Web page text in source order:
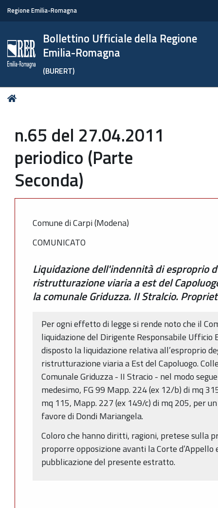
Regione Emilia-Romagna
Bollettino Ufficiale della Regione
Emilia-Romagna
(BURERT)
Tu
n.65 del 27.04.2011
periodico (Parte
Seconda)
Comune di Carpi (Modena)
COMUNICATO
Liquidazione dell'indennità di esproprio
ristrutturazione viaria a est del
la comunale Griduzza. II Stralcio.
Per ogni effetto di legge si rende noto che il
liquidazione del Dirigente Responsabile
disposto la liquidazione relativa all’esproprio
ristrutturazione viaria a Est del Capoluogo.
Comunale Griduzza - II Stracio - nel modo
medesimo, FG 99 Mapp. 224 (ex 12/b) di mq
mq 115, Mapp. 227 (ex 149/c) di mq 205, per
favore di Dondi Mariangela.
Coloro che hanno diritti, ragioni, pretese sulla
proporre opposizione avanti la Corte
pubblicazione del presente estratto.